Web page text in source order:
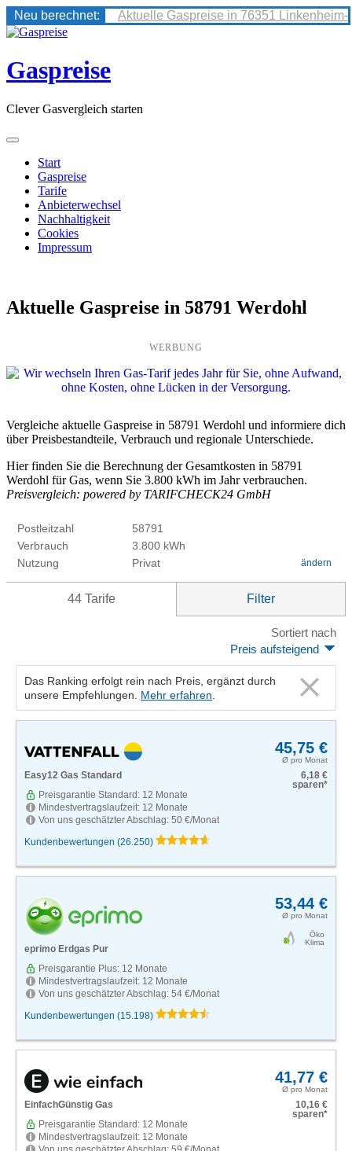
Neu berechnet:
Aktuelle Gaspreise in 76351 Linkenheim-
Skip
content
Gaspreise
Clever Gasvergleich starten
Start
Gaspreise
Tarife
Anbieterwechsel
Nachhaltigkeit
Cookies
Impressum
Aktuelle Gaspreise in 58791 Werdohl
WERBUNG
Vergleiche aktuelle Gaspreise in 58791 Werdohl und informiere dich
über Preisbestandteile, Verbrauch und regionale Unterschiede.
Hier finden Sie die Berechnung der Gesamtkosten in 58791
Werdohl für Gas, wenn Sie 3.800 kWh im Jahr verbrauchen.
Preisvergleich: powered by TARIFCHECK24 GmbH